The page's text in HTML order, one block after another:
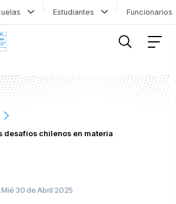
Estudiantes
desafíos chilenos en materia
Mié 30 de Abril 2025